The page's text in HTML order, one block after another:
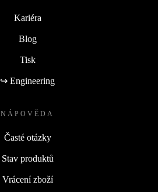
Kariéra
Blog
Tisk
↪ Engineering
NÁPOVĚDA
Časté otázky
Stav produktů
Vrácení zboží